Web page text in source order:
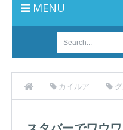
MENU
カイルア